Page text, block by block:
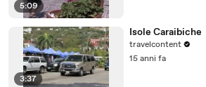
5:09
3:37
Isole Caraibiche
travelcontent
15 anni fa